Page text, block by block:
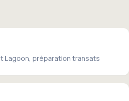
Lagoon, préparation transats